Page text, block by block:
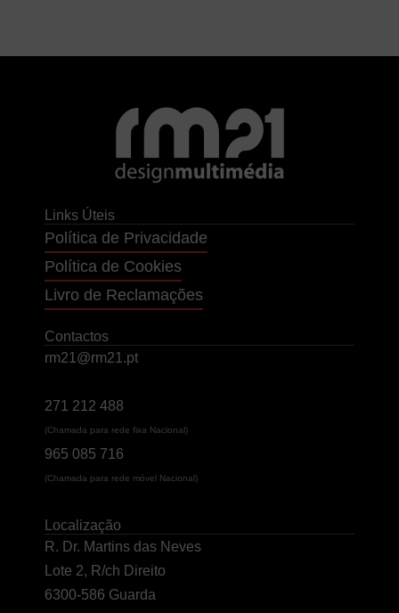
Links Úteis
Política de Privacidade
Política de Cookies
Livro de Reclamações
Contactos
rm21@rm21.pt
271 212 488
(Chamada para rede fixa Nacional)
965 085 716
(Chamada para rede móvel Nacional)
Localização
R. Dr. Martins das Neves
Lote 2, R/ch Direito
6300-586 Guarda